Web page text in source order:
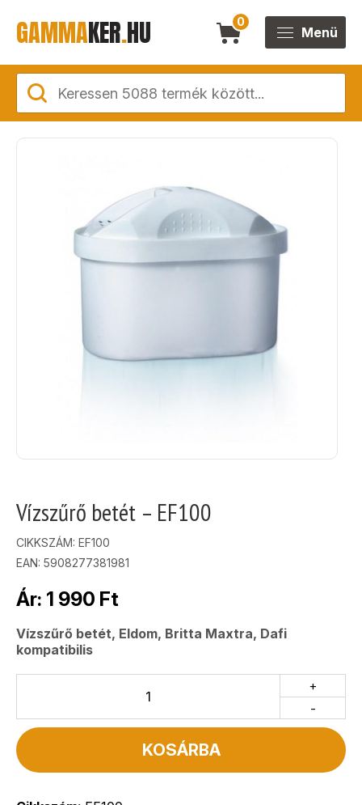
GAMMAKER.HU 0
Menü
Vízszűrő betét – EF100
CIKKSZÁM: EF100
EAN: 5908277381981
Ár: 1 990 Ft
Vízszűrő betét, Eldom, Britta Maxtra, Dafi
kompatibilis
-
+
KOSÁRBA